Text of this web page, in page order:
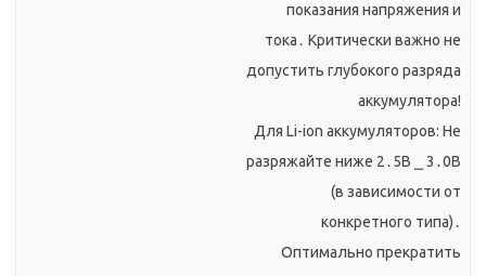
показания напряжения и
тока․ Критически важно не
допустить глубокого разряда
аккумулятора!
Для Li-ion аккумуляторов: Не
разряжайте ниже 2․5В ⎯ 3․0В
(в зависимости от
конкретного типа)․
Оптимально прекратить